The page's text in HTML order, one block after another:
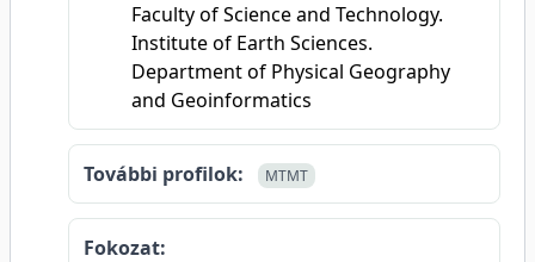
Faculty of Science and Technology.
Institute of Earth Sciences.
Department of Physical Geography
and Geoinformatics
További profilok: MTMT
Fokozat: